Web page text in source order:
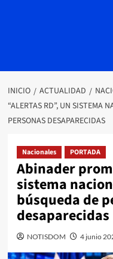
INICIO ACTUALIDAD
“ALERTAS RD”, UN SISTEMA
PERSONAS DESAPARECIDAS
Nacionales PORTADA
Abinader
sistema
búsqueda de
desaparecidas
NOTISDOM 4 junio